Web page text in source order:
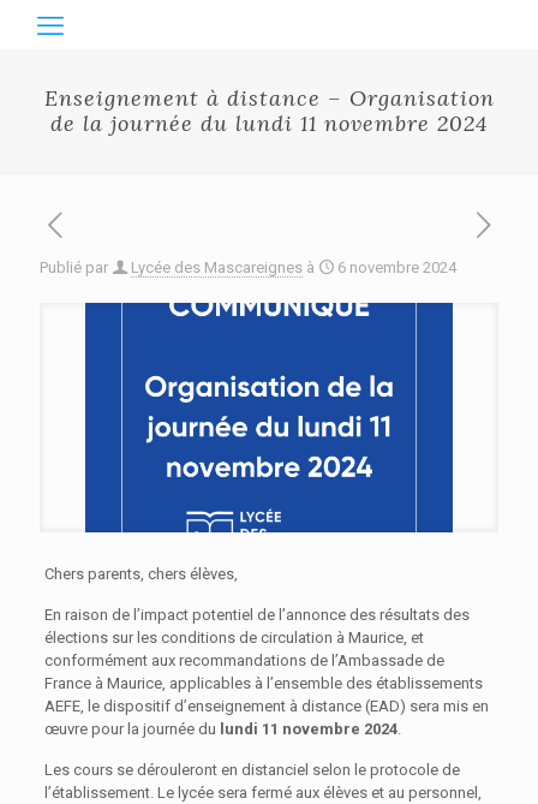
Enseignement à distance – Organisation
de la journée du lundi 11 novembre 2024
Publié par Lycée des Mascareignes à 6 novembre 2024
Chers parents, chers élèves,
En raison de l’impact potentiel de l’annonce des résultats des
élections sur les conditions de circulation à Maurice, et
conformément aux recommandations de l’Ambassade de
France à Maurice, applicables à l’ensemble des établissements
AEFE, le dispositif d’enseignement à distance (EAD) sera mis en
œuvre pour la journée du lundi 11 novembre 2024.
Les cours se dérouleront en distanciel selon le protocole de
l’établissement. Le lycée sera fermé aux élèves et au personnel,